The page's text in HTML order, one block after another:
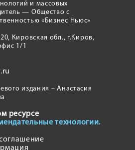
и массовых
— Общество с
«Бизнес Ньюс»
Кировская обл., г.Киров,
1/1
издания – Анастасия
ресурсе
технологии.